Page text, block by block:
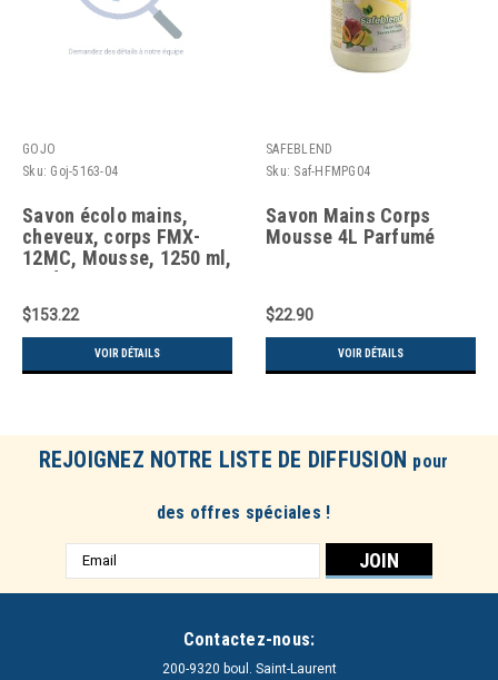
GOJO
Sku: Goj-5163-04
Savon écolo mains,
cheveux, corps FMX-
12MC, Mousse, 1250 ml,
Parfum
$153.22
VOIR DÉTAILS
SAFEBLEND
Sku: Saf-HFMPG04
Savon Mains Corps
Mousse 4L Parfumé
$22.90
VOIR DÉTAILS
REJOIGNEZ NOTRE LISTE DE DIFFUSION pour
des offres spéciales !
Adresse
e-
Contactez-nous:
200-9320 boul. Saint-Laurent